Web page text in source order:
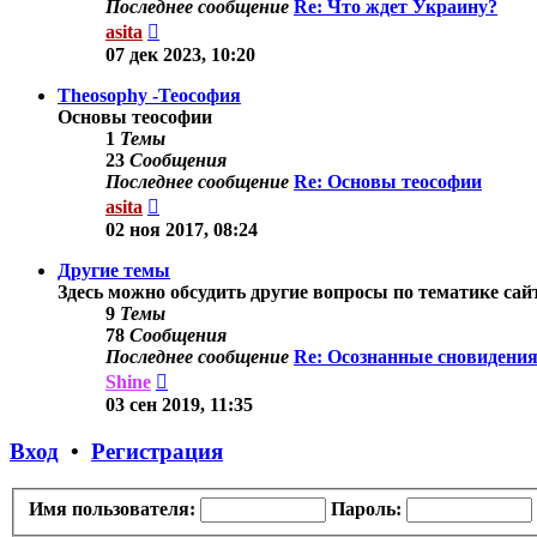
Последнее сообщение Re: Что ждет Украину?
asita
к
сообщению
07 дек 2023, 10:20
Theosophy -Теософия
Основы теософии
1 Темы
23 Сообщения
Последнее сообщение Re: Основы теософии
asita
к
сообщению
02 ноя 2017, 08:24
Другие темы
Здесь можно обсудить другие вопросы по тематике
9 Темы
78 Сообщения
Последнее сообщение Re: Осознанные
Shine
к
03 сен 2019, 11:35
Вход • Регистрация
Имя пользователя: Пароль: